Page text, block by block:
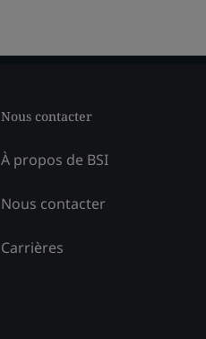
Nous contacter
À propos de BSI
Nous contacter
Carrières